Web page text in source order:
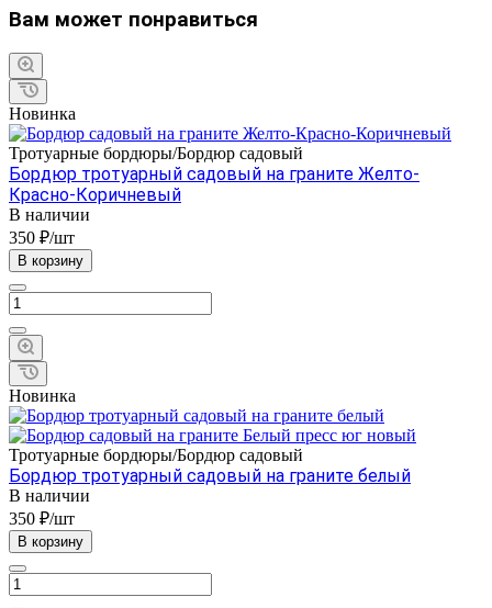
Вам может понравиться
Новинка
Тротуарные бордюры/Бордюр садовый
Бордюр тротуарный садовый на граните Желто-
Красно-Коричневый
В наличии
350 ₽/шт
В корзину
Новинка
Тротуарные бордюры/Бордюр садовый
Бордюр тротуарный садовый на граните белый
В наличии
350 ₽/шт
В корзину